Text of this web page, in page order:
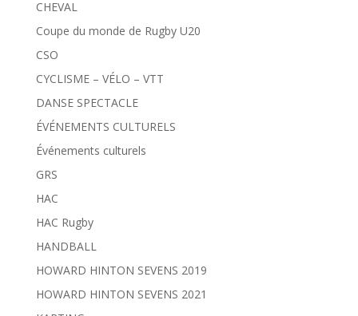
CHEVAL
Coupe du monde de Rugby U20
CSO
CYCLISME – VÉLO – VTT
DANSE SPECTACLE
ÉVÉNEMENTS CULTURELS
Événements culturels
GRS
HAC
HAC Rugby
HANDBALL
HOWARD HINTON SEVENS 2019
HOWARD HINTON SEVENS 2021